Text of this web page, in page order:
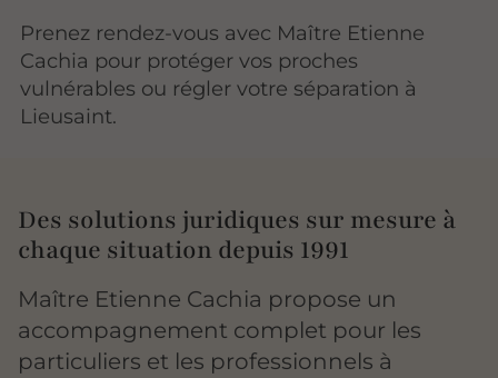
Prenez rendez-vous avec Maître Etienne
Cachia pour protéger vos proches
vulnérables ou régler votre séparation à
Lieusaint.
Des solutions juridiques sur mesure à
chaque situation depuis 1991
Maître Etienne Cachia propose un
accompagnement complet pour les
particuliers et les professionnels à